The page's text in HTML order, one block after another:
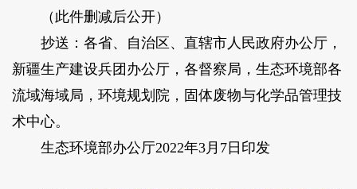
（此件删减后公开）
抄送：各省、自治区、直辖市人民政府办公厅，
新疆生产建设兵团办公厅，各督察局，生态环境部各
流域海域局，环境规划院，固体废物与化学品管理技
术中心。
生态环境部办公厅2022年3月7日印发